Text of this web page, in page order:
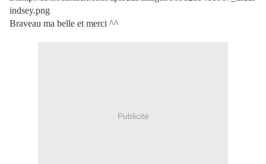
Braveau ma belle et merci ^^
Publicité